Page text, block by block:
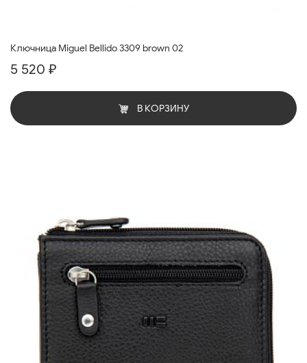
Ключница Miguel Bellido 3309 brown 02
5 520 ₽
В КОРЗИНУ